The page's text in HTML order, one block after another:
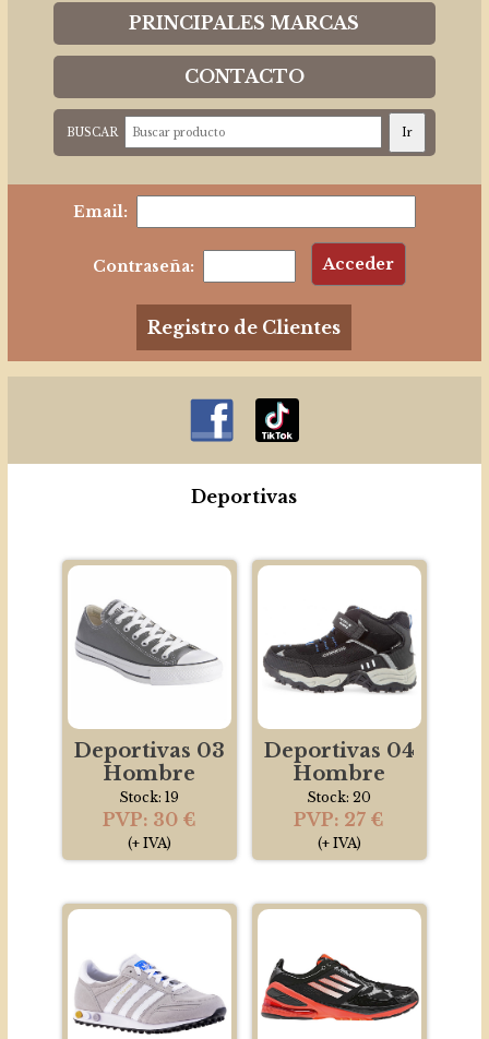
PRINCIPALES MARCAS
CONTACTO
BUSCAR
Email:
Contraseña:
Registro de Clientes
Deportivas
Deportivas 03
Hombre
Stock: 19
PVP: 30 €
(+ IVA)
Deportivas 04
Hombre
Stock: 20
PVP: 27 €
(+ IVA)